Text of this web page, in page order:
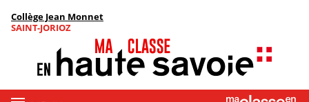
Menu de la rubrique
Contenu
Collège Jean Monnet
SAINT-JORIOZ